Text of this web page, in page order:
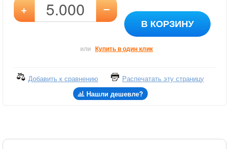
+ –
В КОРЗИНУ
или Купить в один клик
Добавить к сравнению
Распечатать эту страницу
Нашли дешевле?